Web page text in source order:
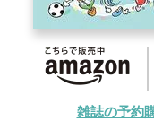
雑誌の予約